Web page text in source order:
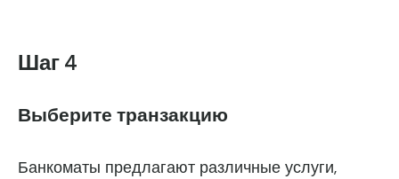
Шаг 4
Выберите транзакцию
Банкоматы предлагают различные услуги,